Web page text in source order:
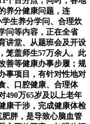
养分健康问题，连
生养分学问、合理炊
问等内容，正在全省
讲堂、从题班会及开设
笼盖师生57万余人。此
善等健康办事步履；规
事项目，有针对性地对
、口腔健康、合理体
490万65岁及以上老年
康干涉，完成健康体检
胖，是导致心脑血管